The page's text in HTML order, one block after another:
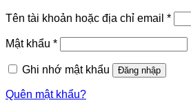
Tên tài khoản hoặc địa chỉ email *
Mật khẩu *
Ghi nhớ mật khẩu Đăng nhập
Quên mật khẩu?